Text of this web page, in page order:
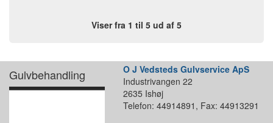
Viser fra 1 til 5 ud af 5
Gulvbehandling
O J Vedsteds Gulvservice ApS
Industrivangen 22
2635 Ishøj
Telefon: 44914891, Fax: 44913291